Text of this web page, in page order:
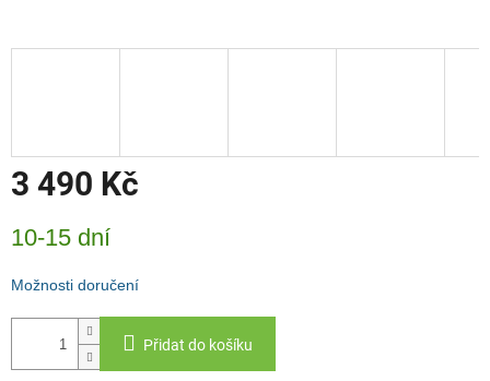
3 490 Kč
cena:
10-15 dní
Možnosti doručení
Přidat do košíku